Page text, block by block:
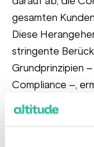
gesamten
Diese
stringente
Grundprinzipien
Compliance –,
reduzieren und